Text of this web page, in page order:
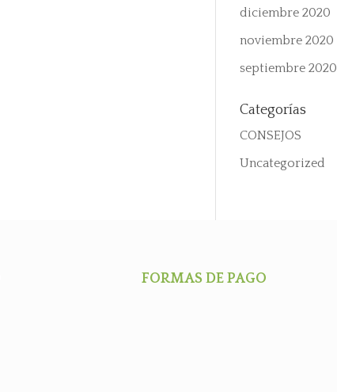
diciembre 2020
noviembre 2020
septiembre 2020
Categorías
CONSEJOS
Uncategorized
FORMAS DE PAGO